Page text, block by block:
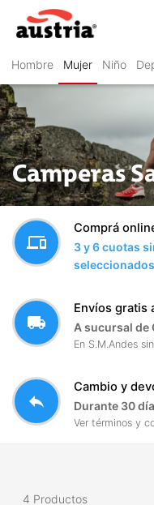
Hombre Mujer Niño
Camperas
devices
Comprá
3 y 6 cuotas
seleccionados
local_shipping
Envíos gratis
A sucursal de
En S.M.Andes
reply
Cambio y
Durante 30
Ver términos y
4 Productos